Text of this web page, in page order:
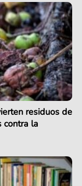
residuos de
contra la